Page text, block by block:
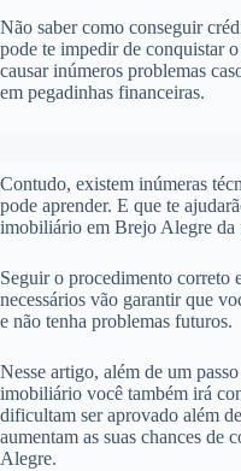
Não saber como conseguir
pode te impedir de conquistar
causar inúmeros problemas
em pegadinhas financeiras.
Contudo, existem inúmeras
pode aprender. E que te
imobiliário em Brejo Alegre da
Seguir o procedimento correto
necessários vão garantir que
e não tenha problemas futuros.
Nesse artigo, além de um
imobiliário você também irá
dificultam ser aprovado além
aumentam as suas chances
Alegre.